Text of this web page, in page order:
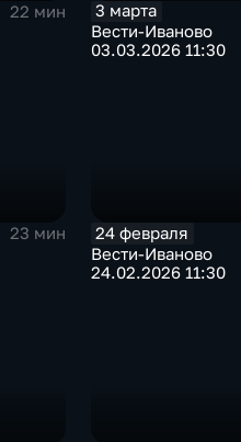
22 мин
3 марта
Вести-Иваново
03.03.2026 11:30
23 мин
24 февраля
Вести-Иваново
24.02.2026 11:30